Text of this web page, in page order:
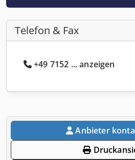
Telefon & Fax
+49 7152 ... anzeigen
Anbieter